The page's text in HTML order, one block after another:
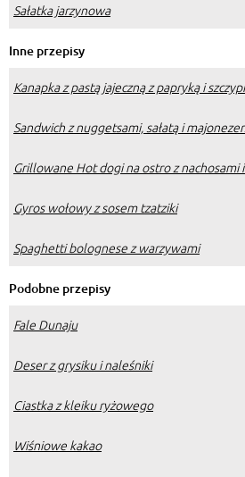
Sałatka jarzynowa
Inne przepisy
Kanapka z pastą jajeczną z papryką i
Sandwich z nuggetsami, sałatą i
Grillowane Hot dogi na ostro z nachosami
Gyros wołowy z sosem tzatziki
Spaghetti bolognese z warzywami
Podobne przepisy
Fale Dunaju
Deser z grysiku i naleśniki
Ciastka z kleiku ryżowego
Wiśniowe kakao